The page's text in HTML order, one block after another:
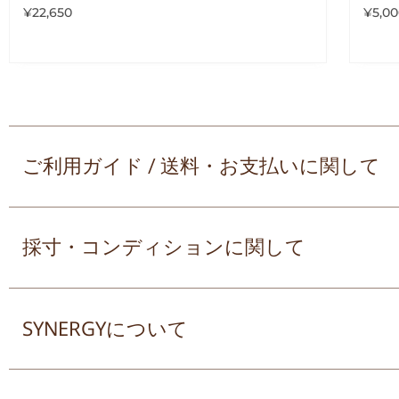
¥22,650 ¥
ご利用ガイド / 送料・お支払いに関して
採寸・コンディションに関して
SYNERGYについて